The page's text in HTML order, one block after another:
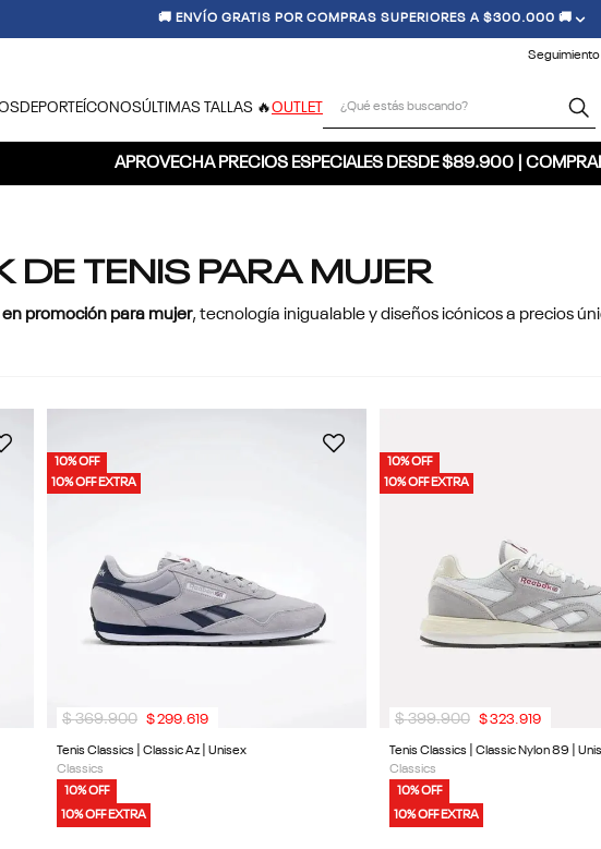
🚚 ENVÍO GRATIS POR COMPRAS SUPERIORES A $300.000 🚚
DEPORTE ÍCONOSÚLTIMAS TALLAS 🔥OUTLET
APROVECHA PRECIOS ESPECIALES DESDE $89.900 |
DE TENIS PARA MUJER
promoción para mujer, tecnología inigualable y diseños icónicos a precios
10% OFF
10% OFF EXTRA
Tenis Classics | Classic Az | Unisex
Classics
10% OFF
10% OFF EXTRA
$ 369.900 $299. 619
10% OFF
10% OFF EXTRA
Tenis Classics | Classic Nylon 89 |
Classics
10% OFF
10% OFF EXTRA
$ 399.900 $323 919